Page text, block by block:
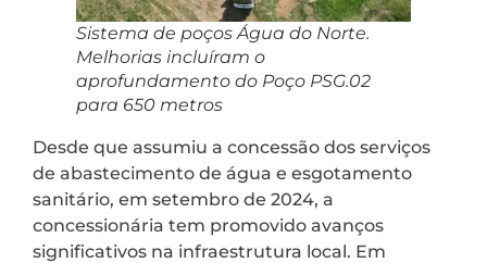
Sistema de poços Água do Norte.
Melhorias incluíram o
aprofundamento do Poço PSG.02
para 650 metros
Desde que assumiu a concessão dos serviços
de abastecimento de água e esgotamento
sanitário, em setembro de 2024, a
concessionária tem promovido avanços
significativos na infraestrutura local. Em